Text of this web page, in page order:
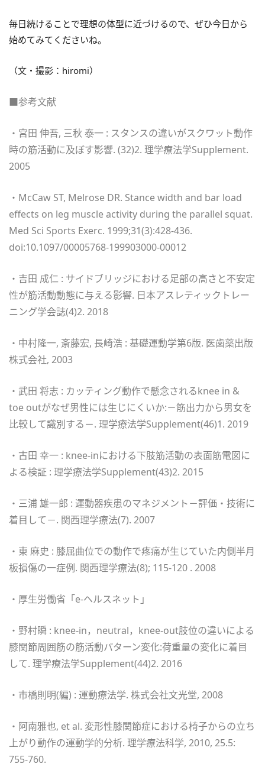
毎日続けることで理想の体型に近づけるので、ぜひ今日から
始めてみてくださいね。
（文・撮影：hiromi）
■参考文献
・宮田 伸吾, 三秋 泰一 : スタンスの違いがスクワット動作
時の筋活動に及ぼす影響. (32)2. 理学療法学Supplement.
2005
・McCaw ST, Melrose DR. Stance width and bar load
effects on leg muscle activity during the parallel squat.
Med Sci Sports Exerc. 1999;31(3):428-436.
doi:10.1097/00005768-199903000-00012
・吉田 成仁 : サイドブリッジにおける足部の高さと不安定
性が筋活動動態に与える影響. 日本アスレティックトレー
ニング学会誌(4)2. 2018
・中村隆一, 斎藤宏, 長崎浩 : 基礎運動学第6版. 医歯薬出版
株式会社, 2003
・武田 将志 : カッティング動作で懸念されるknee in &
toe outがなぜ男性には生じにくいか:－筋出力から男女を
比較して識別する－. 理学療法学Supplement(46)1. 2019
・古田 幸一 : knee-inにおける下肢筋活動の表面筋電図に
よる検証 : 理学療法学Supplement(43)2. 2015
・三浦 雄一郎 : 運動器疾患のマネジメント－評価・技術に
着目して－. 関西理学療法(7). 2007
・東 麻史 : 膝屈曲位での動作で疼痛が生じていた内側半月
板損傷の一症例. 関西理学療法(8); 115-120 . 2008
・厚生労働省「e-ヘルスネット」
・野村瞬 : knee-in，neutral，knee-out肢位の違いによる
膝関節周囲筋の筋活動パターン変化:荷重量の変化に着目
して. 理学療法学Supplement(44)2. 2016
・市橋則明(編) : 運動療法学. 株式会社文光堂, 2008
・阿南雅也, et al. 変形性膝関節症における椅子からの立ち
上がり動作の運動学的分析. 理学療法科学, 2010, 25.5:
755-760.